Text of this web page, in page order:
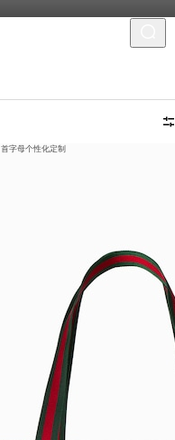
首字母个性化定制